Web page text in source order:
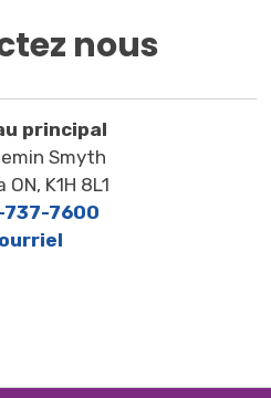
nous
principal
Smyth
K1H 8L1
737-7600